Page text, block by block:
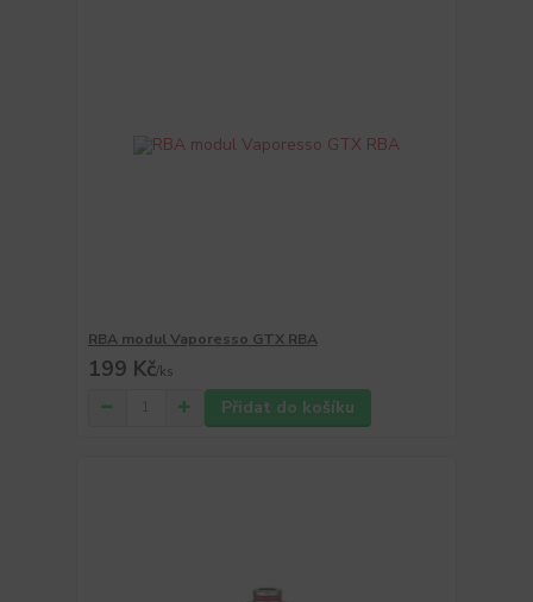
RBA modul Vaporesso GTX RBA
199 Kč/ks
Přidat do košíku